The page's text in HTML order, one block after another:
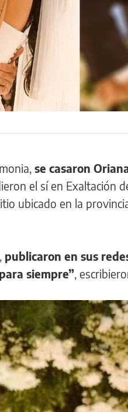
se casaron
el sí en Exaltación
ubicado en la
publicaron en sus
siempre”,